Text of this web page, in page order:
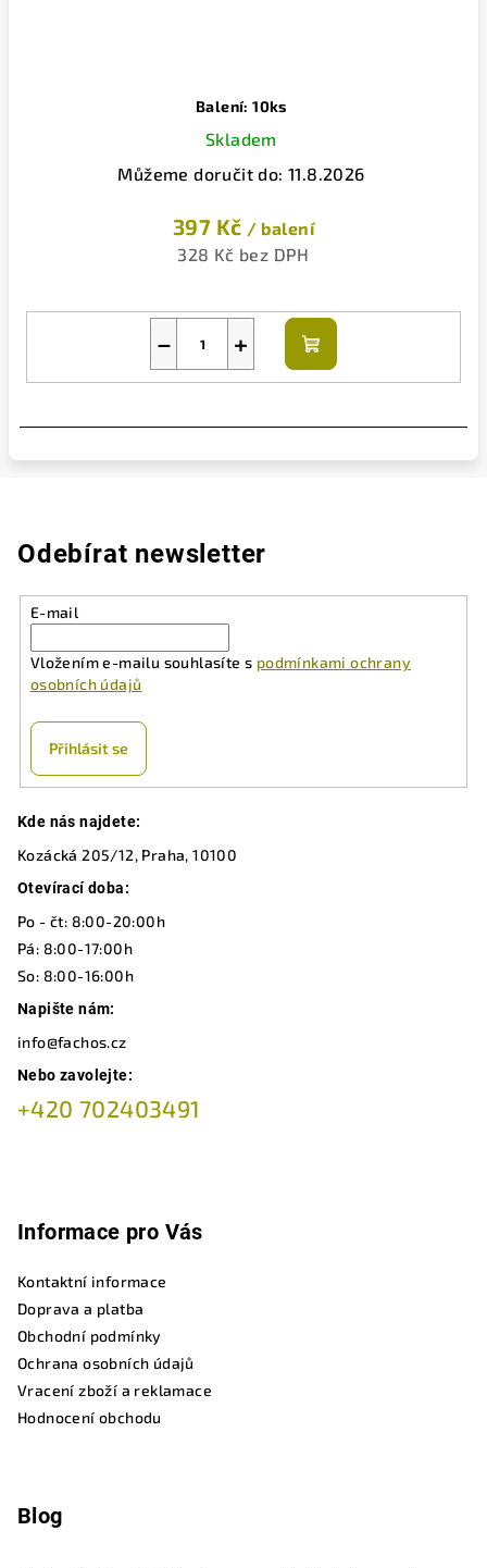
Balení: 10ks
Skladem
Můžeme doručit do: 11.8.2026
397 Kč / balení
328 Kč bez DPH
+
−
Do
košíku
Odebírat newsletter
E-mail
Vložením e-mailu souhlasíte s podmínkami ochrany
osobních údajů
Přihlásit se
Kde nás najdete:
Kozácká 205/12, Praha, 10100
Otevírací doba:
Po - čt: 8:00-20:00h
Pá: 8:00-17:00h
So: 8:00-16:00h
Napište nám:
info@fachos.cz
Nebo zavolejte:
+420 702403491
Informace pro Vás
Kontaktní informace
Doprava a platba
Obchodní podmínky
Ochrana osobních údajů
Vracení zboží a reklamace
Hodnocení obchodu
Blog